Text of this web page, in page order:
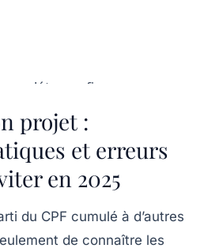
ou financer
le cadre du plan de
ou via un accord
projet :
et erreurs
en 2025
du CPF cumulé à d’autres
de connaître les